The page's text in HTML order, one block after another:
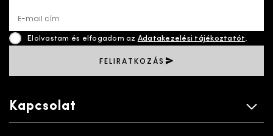
E-mail cím
Elolvastam és elfogadom az Adatakezelési tájékoztatót.
FELIRATKOZÁS
Kapcsolat